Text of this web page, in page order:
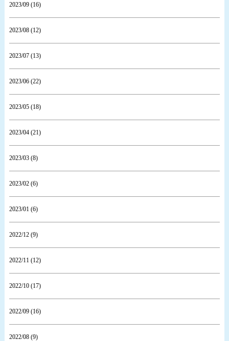
2023/09 (16)
2023/08 (12)
2023/07 (13)
2023/06 (22)
2023/05 (18)
2023/04 (21)
2023/03 (8)
2023/02 (6)
2023/01 (6)
2022/12 (9)
2022/11 (12)
2022/10 (17)
2022/09 (16)
2022/08 (9)